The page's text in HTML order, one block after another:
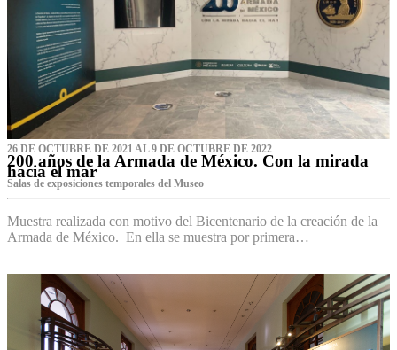
26 DE OCTUBRE DE 2021 AL 9 DE OCTUBRE DE 2022
200 años de la Armada de México. Con la mirada
hacia el mar
Salas de exposiciones temporales del Museo‌
Muestra realizada con motivo del Bicentenario de la creación de la
Armada de México. En ella se muestra por primera…